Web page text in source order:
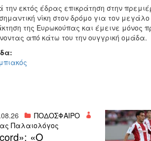
την εκτός έδρας επικράτηση στην
νίκη στον δρόμο για τον
της Ευρωκούπας και έμεινε μόνος
από κάτω του την ουγγρική ομάδα.
ΠΟΔΟΣΦΑΙΡΟ
Παλαιολόγος
«Ο